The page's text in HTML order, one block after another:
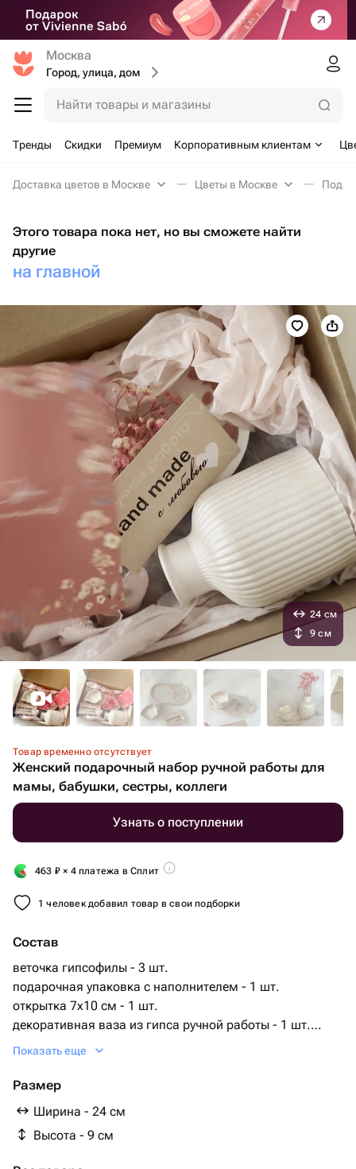
Москва
Город, улица, дом
Найти товары и магазины
Тренды Скидки Премиум Корпоративным клиентам
Доставка цветов в Москве Цветы в Москве
Этого товара пока нет, но вы сможете найти
другие
на главной
Товар временно отсутствует
Женский подарочный набор ручной работы для
мамы, бабушки, сестры, коллеги
Узнать о поступлении
463 ₽ × 4 платежа в Сплит
1 человек добавил товар в свои подборки
Состав
веточка гипсофилы - 3 шт.
подарочная упаковка с наполнителем - 1 шт.
открытка 7х10 см - 1 шт.
декоративная ваза из гипса ручной работы - 1 шт.
декоративная свеча ручной работы с натуральным
декоративный поднос ручной работы из гипса - 1 шт.
Показать еще
Размер
Ширина - 24 см
Высота - 9 см
24 см
9 см